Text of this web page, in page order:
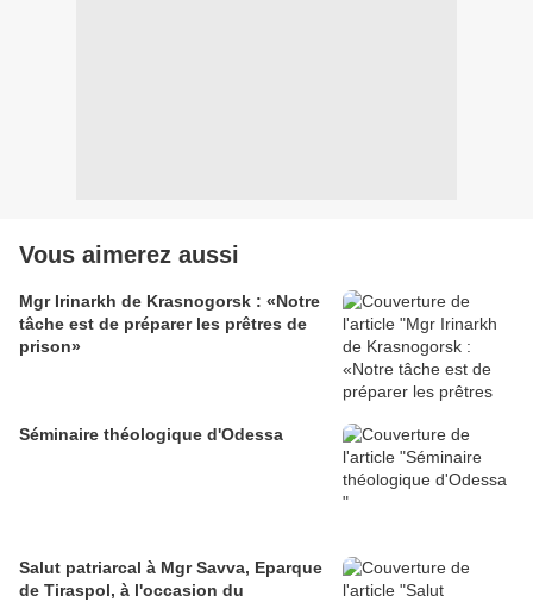
Vous aimerez aussi
Mgr Irinarkh de Krasnogorsk : «Notre
tâche est de préparer les prêtres de
prison»
Séminaire théologique d'Odessa
Salut patriarcal à Mgr Savva, Eparque
de Tiraspol, à l'occasion du